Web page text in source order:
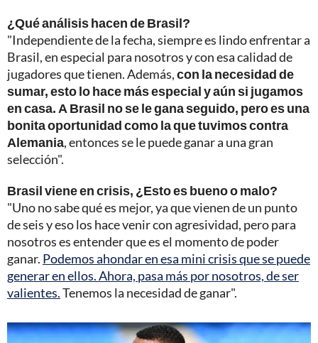
¿Qué análisis hacen de Brasil?
"Independiente de la fecha, siempre es lindo enfrentar a
Brasil, en especial para nosotros y con esa calidad de
jugadores que tienen. Además,con la necesidad de
sumar, esto lo hace más especial y aún si jugamos
en casa. A Brasil no se le gana seguido, pero es una
bonita oportunidad como la que tuvimos contra
Alemania, entonces se le puede ganar a una gran
selección".
Brasil viene en crisis, ¿Esto es bueno o malo?
"Uno no sabe qué es mejor, ya que vienen de un punto
de seis y eso los hace venir con agresividad, pero para
nosotros es entender que es el momento de poder
ganar. Podemos ahondar en esa mini crisis que se puede
generar en ellos. Ahora, pasa más por nosotros, de ser
valientes.Tenemos la necesidad de ganar".